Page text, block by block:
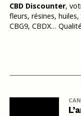
CBD Discounter,
fleurs, résines,
CBG9, CBDX…